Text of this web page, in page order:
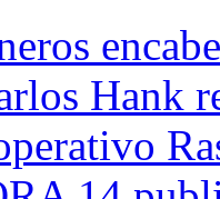
Hank